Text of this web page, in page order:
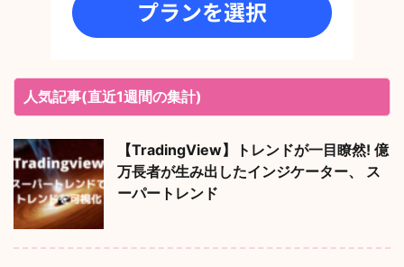
人気記事(直近1週間の集計)
【TradingView】トレンドが一目瞭然! 億
万長者が生み出したインジケーター、 ス
ーパートレンド